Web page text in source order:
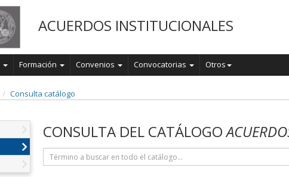
ACUERDOS INSTITUCIONALES
Formación Convenios Convocatorias Otros
Consulta catálogo
CONSULTA DEL CATÁLOGO